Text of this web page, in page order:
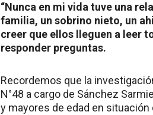
“Nunca en mi vida tuve una
familia, un sobrino nieto, un
creer que ellos lleguen a leer
responder preguntas.
Recordemos que la
N°48 a cargo de Sánchez
y mayores de edad en